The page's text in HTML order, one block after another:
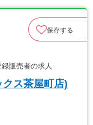
保存する
販売者の求人
ス茶屋町店)